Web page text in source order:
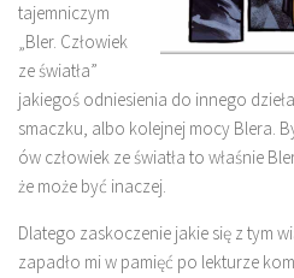
tajemniczym
„Bler. Człowiek
ze światła”
jakiegoś odniesienia do innego
smaczku, albo kolejnej mocy Blera.
ów człowiek ze światła to właśnie
że może być inaczej.
Dlatego zaskoczenie jakie się z tym
zapadło mi w pamięć po lekturze